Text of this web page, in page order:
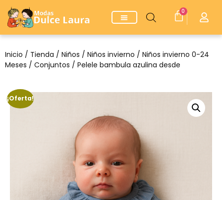
0
Inicio / Tienda / Niños / Niños invierno / Niños invierno 0-24
Meses / Conjuntos / Pelele bambula azulina desde
¡Oferta!